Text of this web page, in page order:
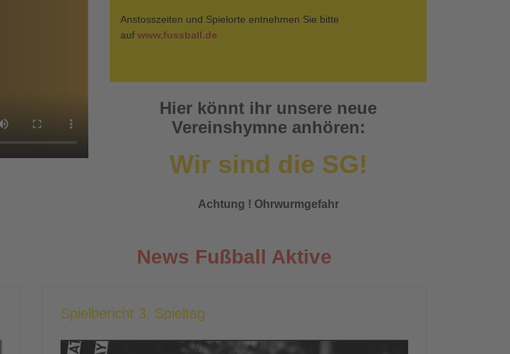
Anstosszeiten und Spielorte entnehmen Sie bitte
auf www.fussball.de
Hier könnt ihr unsere neue
Vereinshymne anhören:
Wir sind die SG!
Achtung ! Ohrwurmgefahr
News Fußball Aktive
Spielbericht 3. Spieltag